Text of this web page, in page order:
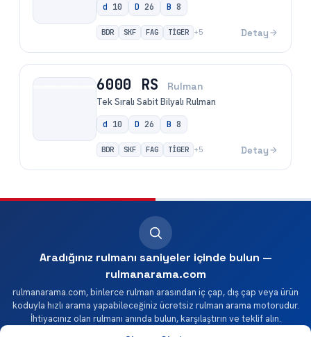
d 10 D 26 B 8
BDR SKF FAG TİGER +5 Detay
6000 RS Rulman
Tek Sıralı Sabit Bilyalı Rulman
d 10 D 26 B 8
BDR SKF FAG TİGER +5 Detay
Aradığınız rulmanı saniyeler içinde bulun —
rulmanarama.com
rulmanarama.com, binlerce rulman arasından iç çap, dış çap veya ürün
koduyla hızlı arama yapabileceğiniz ücretsiz rulman arama motorudur.
İhtiyacınız olan rulmanı anında bulun, karşılaştırın ve teklif alın.